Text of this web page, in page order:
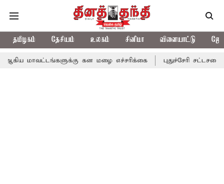
தமிழகம் தேசியம் உலகம் சினிமா விளையாட்டு
கன மழை எச்சரிக்கை புதுச்சேரி சட்டசபையில்